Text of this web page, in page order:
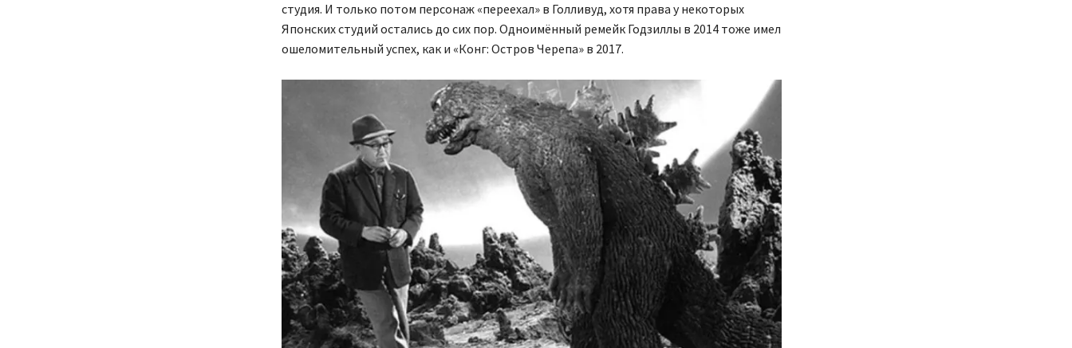
студия. И только потом персонаж «переехал» в Голливуд, хотя права у некоторых
Японских студий остались до сих пор. Одноимённый ремейк Годзиллы в 2014 тоже имел
ошеломительный успех, как и «Конг: Остров Черепа» в 2017.